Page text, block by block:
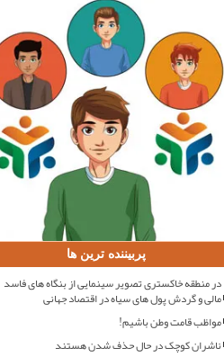
پربیننده ترین ها
در منطقه خاکستری تصویر سینمایی از بنگاه های فاسد
مالی و گردش پول های سیاه در اقتصاد جهانی
مواظب قامت وطن باشیم!
ناشران کوچک در حال حذف شدن هستند